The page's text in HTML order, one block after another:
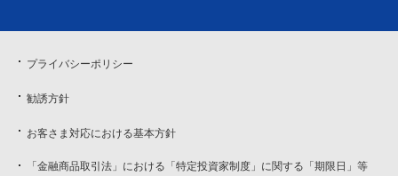
プライバシーポリシー
勧誘方針
お客さま対応における基本方針
「金融商品取引法」における「特定投資家制度」に関する「期限日」等